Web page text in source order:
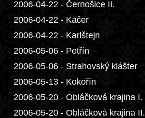
2006-04-22 - Černošice II.
2006-04-22 - Kačer
2006-04-22 - Karlštejn
2006-05-06 - Petřín
2006-05-06 - Strahovský klášter
2006-05-13 - Kokořín
2006-05-20 - Obláčková krajina I.
2006-05-20 - Obláčková krajina II.